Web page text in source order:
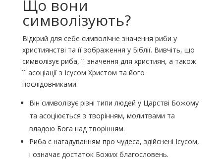
Що вони
символізують?
Відкрий для себе символічне значення риби у
християнстві та її зображення у Біблії. Вивчіть, що
символізує риба, її значення для християн, а також
її асоціації з Ісусом Христом та його
послідовниками.
Він символізує різні типи людей у ​​Царстві Божому
та асоціюється з творінням, молитвами та
владою Бога над творінням.
Риба є нагадуванням про чудеса, здійснені Ісусом,
і означає достаток Божих благословень.